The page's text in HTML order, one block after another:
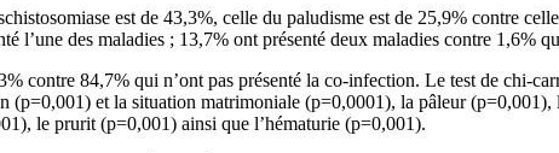
est de 43,3%, celle du paludisme est de 25,9% contre
l’une des maladies ; 13,7% ont présenté deux maladies contre 1,6%
contre 84,7% qui n’ont pas présenté la co-infection. Le test de chi-
(p=0,001) et la situation matrimoniale (p=0,0001), la pâleur
le prurit (p=0,001) ainsi que l’hématurie (p=0,001).